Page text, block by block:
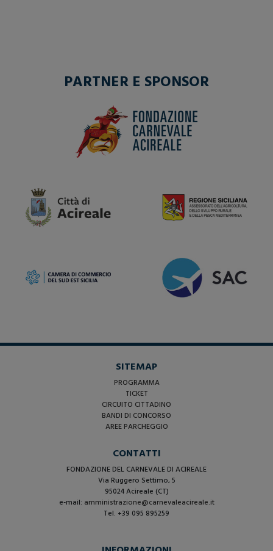
PARTNER E SPONSOR
SITEMAP
PROGRAMMA
TICKET
CIRCUITO CITTADINO
BANDI DI CONCORSO
AREE PARCHEGGIO
CONTATTI
FONDAZIONE DEL CARNEVALE DI ACIREALE
Via Ruggero Settimo, 5
95024 Acireale (CT)
e-mail: amministrazione@carnevaleacireale.it
Tel. +39 095 895259